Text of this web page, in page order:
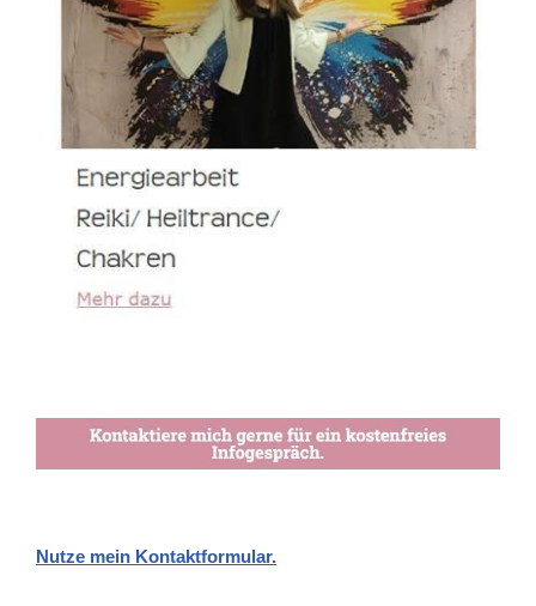
Nutze mein Kontaktformular.